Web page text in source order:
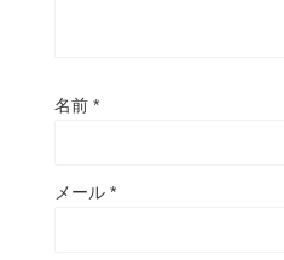
名前 *
メール *